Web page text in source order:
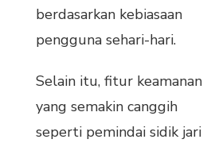
berdasarkan kebiasaan
pengguna sehari-hari.
Selain itu, fitur keamanan
yang semakin canggih
seperti pemindai sidik jari